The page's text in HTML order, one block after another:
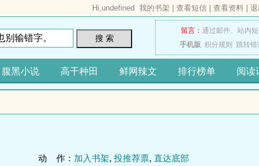
Hi,undefined 我的书架 查看短信 查看资料
搜 索
留言： 通过邮件、 站内
手机版 积分规则 跳转错
腹黑小说 高干种田 鲜网辣文 排行榜单 阅读
动 作： 加入书架, 投推荐票, 直达底部